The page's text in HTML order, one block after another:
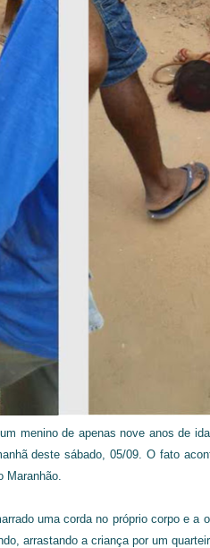
menino de apenas nove anos de
deste sábado, 05/09. O fato
uma corda no próprio corpo e a
arrastando a criança por um